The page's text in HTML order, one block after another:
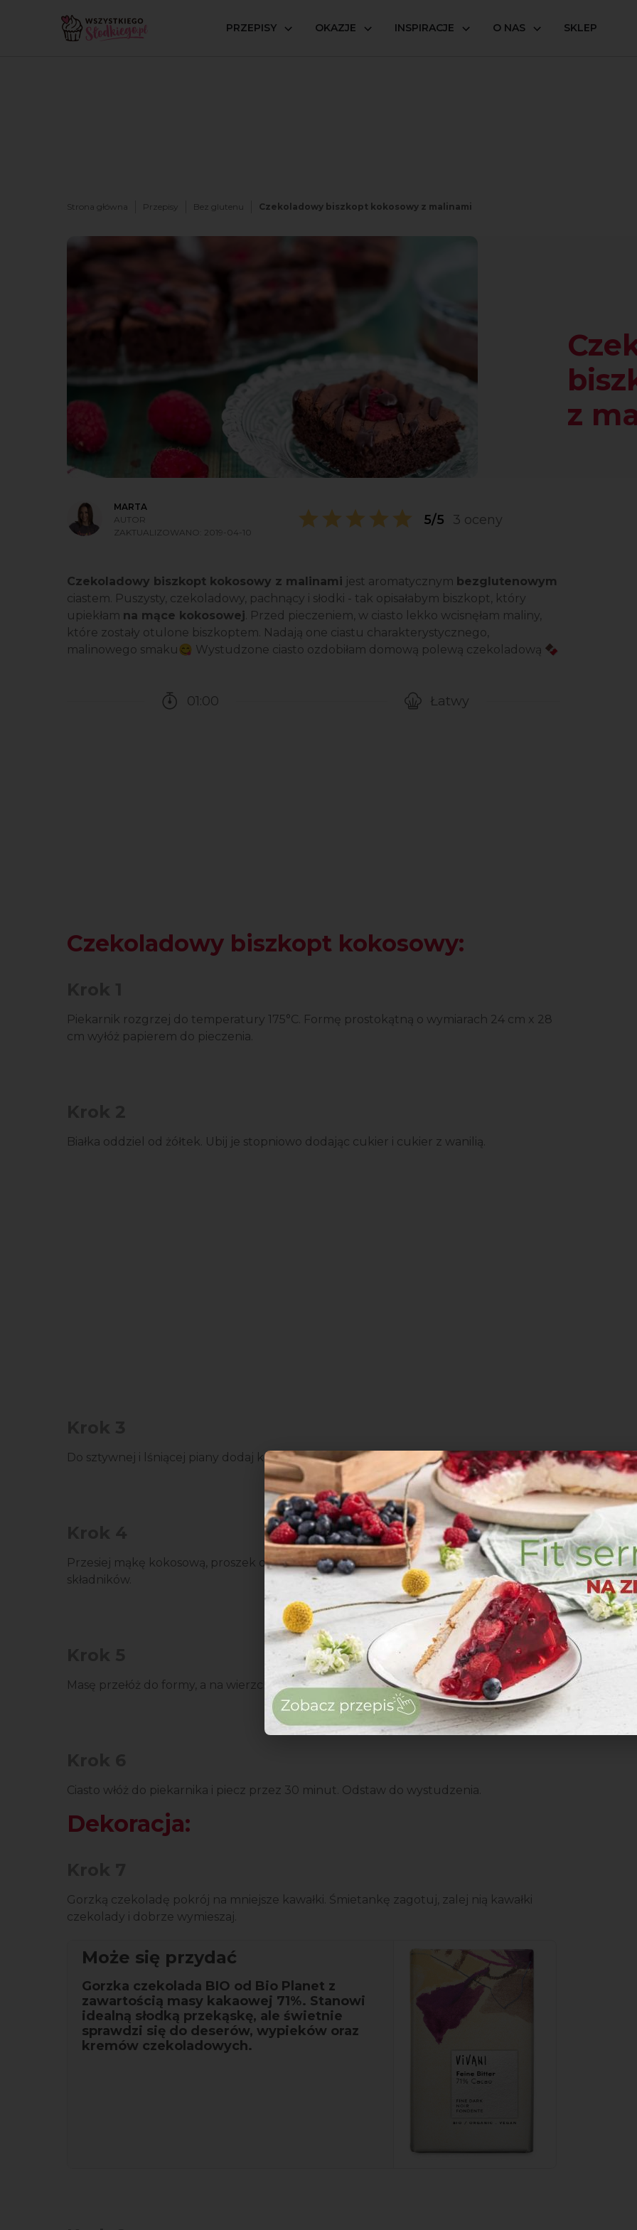
PRZEPISY OKAZJE INSPIRACJE O NAS SKLEP
Strona główna Przepisy Bez glutenu Czekoladowy biszkopt kokosowy z malinami
z
MARTA
AUTOR
ZAKTUALIZOWANO: 2019-04-10
5/5 3 oceny
Czekoladowy biszkopt kokosowy z malinami jest aromatycznym bezglutenowym
ciastem. Puszysty, czekoladowy, pachnący i słodki - tak opisałabym biszkopt, który
upiekłam na mące kokosowej. Przed pieczeniem, w ciasto lekko wcisnęłam maliny,
które zostały otulone biszkoptem. Nadają one ciastu charakterystycznego,
malinowego smaku😋 Wystudzone ciasto ozdobiłam domową polewą czekoladową 🍫
01:00
Łatwy
Czekoladowy biszkopt kokosowy:
Piekarnik rozgrzej do temperatury 175°C. Formę prostokątną o wymiarach 24 cm x 28
cm wyłóż papierem do pieczenia.
Białka oddziel od żółtek. Ubij je stopniowo dodając cukier i cukier z wanilią.
Do sztywnej i lśniącej piany dodaj kolejno żółtka, delikatnie mieszając.
Przesiej mąkę kokosową, proszek do pieczenia i kakao. Wymieszaj, aż do połączenia
składników.
Masę przełóż do formy, a na wierzch ciasta ułóż świeże maliny.
Ciasto włóż do piekarnika i piecz przez 30 minut. Odstaw do wystudzenia.
Dekoracja:
Gorzką czekoladę pokrój na mniejsze kawałki. Śmietankę zagotuj, zalej nią kawałki
czekolady i dobrze wymieszaj.
Może się przydać
Gorzka czekolada BIO od Bio Planet z
zawartością masy kakaowej 71%. Stanowi
idealną słodką przekąskę, ale świetnie
sprawdzi się do deserów, wypieków oraz
kremów czekoladowych.